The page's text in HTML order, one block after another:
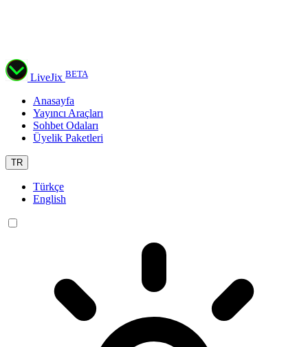
LiveJix BETA
Anasayfa
Yayıncı Araçları
Sohbet Odaları
Üyelik Paketleri
TR
Türkçe
English